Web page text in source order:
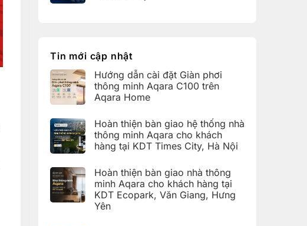
Aqara
Văn
Giang,
Hưng
Yên
hợp
Apple
cho
khách
hàng
tại
tra
cứu
lỗi
trên
ứng
dụng
(Aqara
Home
Error
Code)
Tin mới cập nhật
Hướng dẫn cài đặt Giàn phơi
thông minh Aqara C100 trên
Aqara Home
bình
luận
ở
Hướng
đặt
Giàn
phơi
thông
minh
Aqara
Hoàn thiện bàn giao hệ thống nhà
thông minh Aqara cho khách
hàng tại KDT Times City, Hà Nội
bình
luận
ở
Hoàn
thiện
bàn
Hoàn thiện bàn giao nhà thông
minh Aqara cho khách hàng tại
KDT Ecopark, Văn Giang, Hưng
Yên